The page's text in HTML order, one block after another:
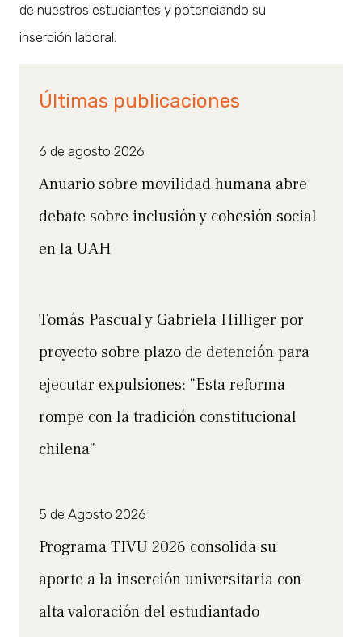
de nuestros estudiantes y potenciando su
inserción laboral.
Últimas publicaciones
6 de agosto 2026
Anuario sobre movilidad humana abre
debate sobre inclusión y cohesión social
en la UAH
Tomás Pascual y Gabriela Hilliger por
proyecto sobre plazo de detención para
ejecutar expulsiones: “Esta reforma
rompe con la tradición constitucional
chilena”
5 de Agosto 2026
Programa TIVU 2026 consolida su
aporte a la inserción universitaria con
alta valoración del estudiantado